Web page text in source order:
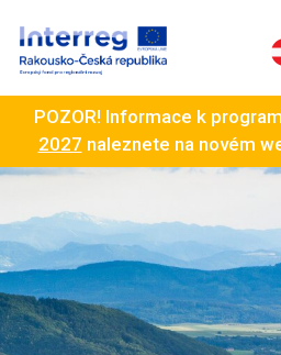
POZOR! Informace k
2027 naleznete na novém